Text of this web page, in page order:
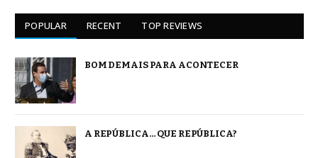
POPULAR RECENT TOP REVIEWS
BOM DEMAIS PARA ACONTECER
A REPÚBLICA… QUE REPÚBLICA?